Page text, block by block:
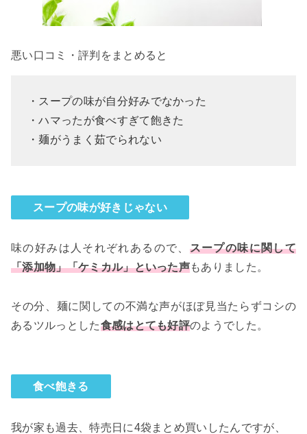
悪い口コミ・評判をまとめると
・スープの味が自分好みでなかった
・ハマったが食べすぎて飽きた
・麺がうまく茹でられない
スープの味が好きじゃない
味の好みは人それぞれあるので、 スープの味に関して
「添加物」「ケミカル」といった声もありました。
その分、麺に関しての不満な声がほぼ見当たらずコシの
あるツルっとした食感はとても好評のようでした。
食べ飽きる
我が家も過去、特売日に4袋まとめ買いしたんですが、